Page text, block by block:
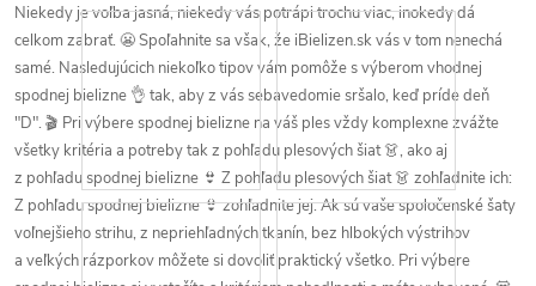
Niekedy jevoľba jasná, niekedy váspotrápi trochuviac, inokedydá
celkom zabrať. 😬Spoľahnite sa však, že iBielizen.skvás v tom nenechá
samé. Nasledujúcich niekoľko tipov vám pomôže s výberom vhodnej
spodnej bielizne 👌 tak, aby z vássebavedomiesršalo, keď prídedeň
"D". 🎬 Pri výbere spodnej bielizne na váš plesvždy komplexne zvážte
všetky kritéria a potrebytak z pohľadu plesových šiat👗, ako aj
z pohľadu spodnej bielizne 👙 Z pohľadu plesových šiat👗 zohľadnite ich:
Z pohľadu spodnej bielizne👙 zohľadnite jej:Ak sú vaše spoločenskéšaty
voľnejšieho strihu, z nepriehľadných tkanín, bez hlbokých výstrihov
a veľkých rázporkov môžete si dovoliť praktický všetko. Pri výbere